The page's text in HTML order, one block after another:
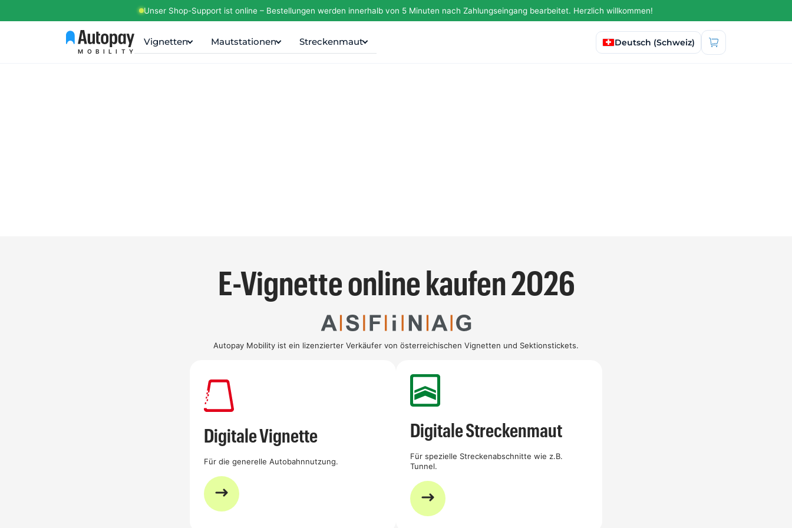
Unser Shop-Support ist online – Bestellungen werden innerhalb von 5 Minuten nach Zahlungseingang bearbeitet. Herzlich willkommen!
MOBILITY
Vignetten Mautstationen Streckenmaut
Sprache auswählen
Deutsch (Schweiz)
E-Vignette online kaufen 2026
Autopay Mobility ist ein lizenzierter Verkäufer von österreichischen Vignetten und Sektionstickets.
Digitale Vignette
Für die generelle Autobahnnutzung.
Digitale Streckenmaut
Für spezielle Streckenabschnitte wie z.B.
Tunnel.